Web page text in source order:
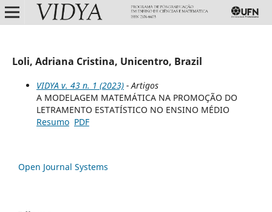
Loli, Adriana Cristina, Unicentro, Brazil
VIDYA v. 43 n. 1 (2023)- Artigos
A MODELAGEM MATEMÁTICA NA PROMOÇÃO DO
LETRAMENTO ESTATÍSTICO NO ENSINO MÉDIO
Resumo PDF
Open Journal Systems